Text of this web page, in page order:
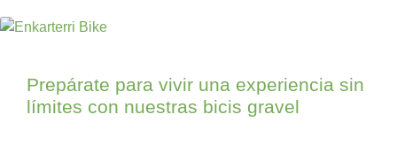
Prepárate para vivir una experiencia sin
límites con nuestras bicis gravel